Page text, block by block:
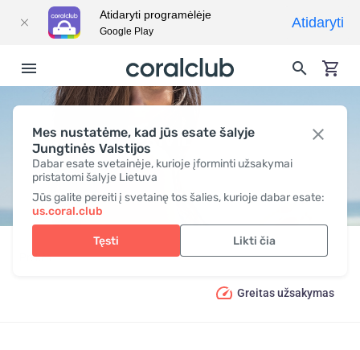
Mes nustatėme, kad jūs esate šalyje
Jungtinės Valstijos
Dabar esate svetainėje, kurioje įforminti užsakymai
pristatomi šalyje Lietuva
Jūs galite pereiti į svetainę tos šalies, kurioje dabar esate:
us.coral.club
Tęsti Likti čia
PRIVILEGE
Prekės PRIVILEGE
Greitas užsakymas
Atidaryti programėlėje
Google Play
Atidaryti